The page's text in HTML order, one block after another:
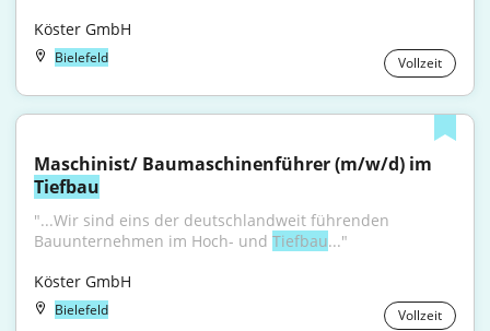
Köster GmbH
Bielefeld Vollzeit
Tiefbau
"...Wir sind eins der deutschlandweit führenden
Bauunternehmen im Hoch- und Tiefbau..."
Köster GmbH
Bielefeld Vollzeit